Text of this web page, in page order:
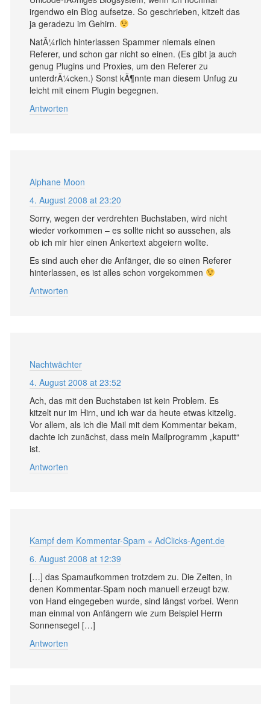
irgendwo ein Blog aufsetze. So geschrieben, kitzelt das
ja geradezu im Gehirn.
NatÃ¼rlich hinterlassen Spammer niemals einen
Referer, und schon gar nicht so einen. (Es gibt ja auch
genug Plugins und Proxies, um den Referer zu
unterdrÃ¼cken.) Sonst kÃ¶nnte man diesem Unfug zu
leicht mit einem Plugin begegnen.
Antworten
Alphane Moon
4. August 2008 at 23:20
Sorry, wegen der verdrehten Buchstaben, wird nicht
wieder vorkommen – es sollte nicht so aussehen, als
ob ich mir hier einen Ankertext abgeiern wollte.
Es sind auch eher die Anfänger, die so einen Referer
hinterlassen, es ist alles schon vorgekommen
Antworten
Nachtwächter
4. August 2008 at 23:52
Ach, das mit den Buchstaben ist kein Problem. Es
kitzelt nur im Hirn, und ich war da heute etwas kitzelig.
Vor allem, als ich die Mail mit dem Kommentar bekam,
dachte ich zunächst, dass mein Mailprogramm „kaputt“
ist.
Antworten
Kampf dem Kommentar-Spam « AdClicks-Agent.de
6. August 2008 at 12:39
[…] das Spamaufkommen trotzdem zu. Die Zeiten, in
denen Kommentar-Spam noch manuell erzeugt bzw.
von Hand eingegeben wurde, sind längst vorbei. Wenn
man einmal von Anfängern wie zum Beispiel Herrn
Sonnensegel […]
Antworten